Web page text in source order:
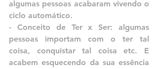
algumas pessoas acabaram vivendo o
ciclo automático.
- Conceito de Ter x Ser: algumas
pessoas importam com o ter tal
coisa, conquistar tal coisa etc. E
acabem esquecendo da sua essência